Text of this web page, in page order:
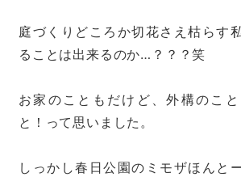
庭づくりどころか切花さえ枯らす
ることは出来るのか…？？？笑
お家のこともだけど、外構のこ
と！って思いました。
しっかし春日公園のミモザほんと